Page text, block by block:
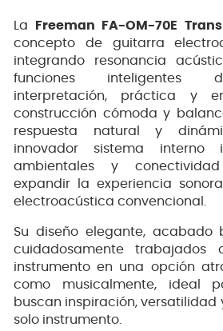
La Freeman FA-OM-70E
concepto de guitarra
integrando resonancia
funciones inteligentes
interpretación, práctica y
construcción cómoda y
respuesta natural y
innovador sistema interno
ambientales y
expandir la experiencia
electroacústica convencional.
Su diseño elegante, acabado
cuidadosamente trabajados
instrumento en una opción
como musicalmente, ideal
buscan inspiración, versatilidad
solo instrumento.